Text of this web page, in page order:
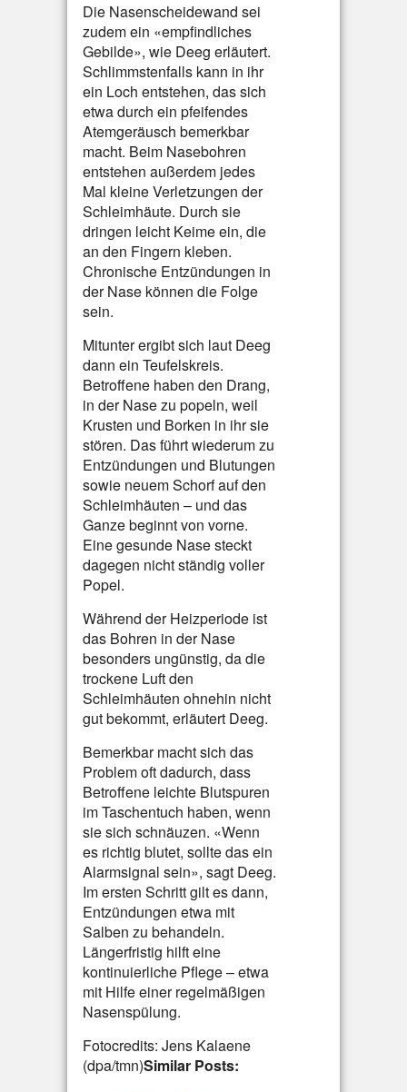
Die Nasenscheidewand sei
zudem ein «empfindliches
Gebilde», wie Deeg erläutert.
Schlimmstenfalls kann in ihr
ein Loch entstehen, das sich
etwa durch ein pfeifendes
Atemgeräusch bemerkbar
macht. Beim Nasebohren
entstehen außerdem jedes
Mal kleine Verletzungen der
Schleimhäute. Durch sie
dringen leicht Keime ein, die
an den Fingern kleben.
Chronische Entzündungen in
der Nase können die Folge
sein.
Mitunter ergibt sich laut Deeg
dann ein Teufelskreis.
Betroffene haben den Drang,
in der Nase zu popeln, weil
Krusten und Borken in ihr sie
stören. Das führt wiederum zu
Entzündungen und Blutungen
sowie neuem Schorf auf den
Schleimhäuten – und das
Ganze beginnt von vorne.
Eine gesunde Nase steckt
dagegen nicht ständig voller
Popel.
Während der Heizperiode ist
das Bohren in der Nase
besonders ungünstig, da die
trockene Luft den
Schleimhäuten ohnehin nicht
gut bekommt, erläutert Deeg.
Bemerkbar macht sich das
Problem oft dadurch, dass
Betroffene leichte Blutspuren
im Taschentuch haben, wenn
sie sich schnäuzen. «Wenn
es richtig blutet, sollte das ein
Alarmsignal sein», sagt Deeg.
Im ersten Schritt gilt es dann,
Entzündungen etwa mit
Salben zu behandeln.
Längerfristig hilft eine
kontinuierliche Pflege – etwa
mit Hilfe einer regelmäßigen
Nasenspülung.
Fotocredits: Jens Kalaene
(dpa/tmn)Similar Posts: